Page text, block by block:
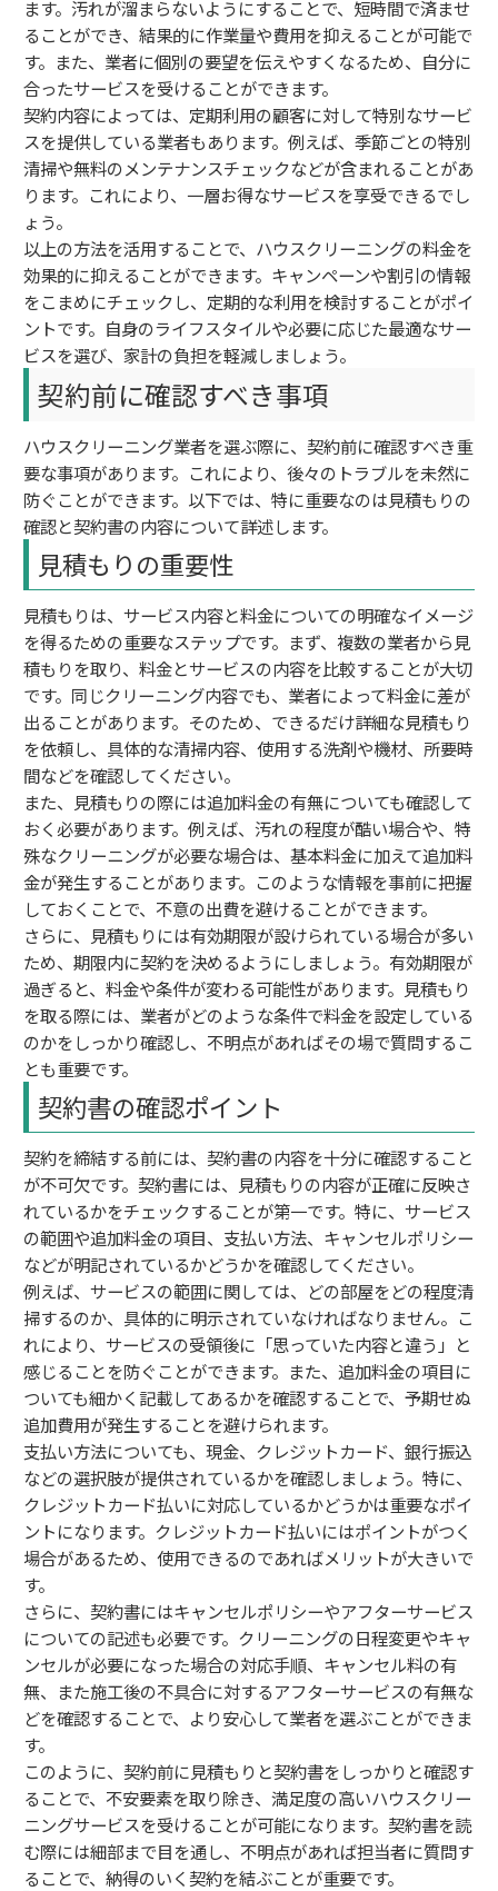
ます。汚れが溜まらないようにすることで、短時間で済ませ
ることができ、結果的に作業量や費用を抑えることが可能で
す。また、業者に個別の要望を伝えやすくなるため、自分に
合ったサービスを受けることができます。
契約内容によっては、定期利用の顧客に対して特別なサービ
スを提供している業者もあります。例えば、季節ごとの特別
清掃や無料のメンテナンスチェックなどが含まれることがあ
ります。これにより、一層お得なサービスを享受できるでし
ょう。
以上の方法を活用することで、ハウスクリーニングの料金を
効果的に抑えることができます。キャンペーンや割引の情報
をこまめにチェックし、定期的な利用を検討することがポイ
ントです。自身のライフスタイルや必要に応じた最適なサー
ビスを選び、家計の負担を軽減しましょう。
契約前に確認すべき事項
ハウスクリーニング業者を選ぶ際に、契約前に確認すべき重
要な事項があります。これにより、後々のトラブルを未然に
防ぐことができます。以下では、特に重要なのは見積もりの
確認と契約書の内容について詳述します。
見積もりの重要性
見積もりは、サービス内容と料金についての明確なイメージ
を得るための重要なステップです。まず、複数の業者から見
積もりを取り、料金とサービスの内容を比較することが大切
です。同じクリーニング内容でも、業者によって料金に差が
出ることがあります。そのため、できるだけ詳細な見積もり
を依頼し、具体的な清掃内容、使用する洗剤や機材、所要時
間などを確認してください。
また、見積もりの際には追加料金の有無についても確認して
おく必要があります。例えば、汚れの程度が酷い場合や、特
殊なクリーニングが必要な場合は、基本料金に加えて追加料
金が発生することがあります。このような情報を事前に把握
しておくことで、不意の出費を避けることができます。
さらに、見積もりには有効期限が設けられている場合が多い
ため、期限内に契約を決めるようにしましょう。有効期限が
過ぎると、料金や条件が変わる可能性があります。見積もり
を取る際には、業者がどのような条件で料金を設定している
のかをしっかり確認し、不明点があればその場で質問するこ
とも重要です。
契約書の確認ポイント
契約を締結する前には、契約書の内容を十分に確認すること
が不可欠です。契約書には、見積もりの内容が正確に反映さ
れているかをチェックすることが第一です。特に、サービス
の範囲や追加料金の項目、支払い方法、キャンセルポリシー
などが明記されているかどうかを確認してください。
例えば、サービスの範囲に関しては、どの部屋をどの程度清
掃するのか、具体的に明示されていなければなりません。こ
れにより、サービスの受領後に「思っていた内容と違う」と
感じることを防ぐことができます。また、追加料金の項目に
ついても細かく記載してあるかを確認することで、予期せぬ
追加費用が発生することを避けられます。
支払い方法についても、現金、クレジットカード、銀行振込
などの選択肢が提供されているかを確認しましょう。特に、
クレジットカード払いに対応しているかどうかは重要なポイ
ントになります。クレジットカード払いにはポイントがつく
場合があるため、使用できるのであればメリットが大きいで
す。
さらに、契約書にはキャンセルポリシーやアフターサービス
についての記述も必要です。クリーニングの日程変更やキャ
ンセルが必要になった場合の対応手順、キャンセル料の有
無、また施工後の不具合に対するアフターサービスの有無な
どを確認することで、より安心して業者を選ぶことができま
す。
このように、契約前に見積もりと契約書をしっかりと確認す
ることで、不安要素を取り除き、満足度の高いハウスクリー
ニングサービスを受けることが可能になります。契約書を読
む際には細部まで目を通し、不明点があれば担当者に質問す
ることで、納得のいく契約を結ぶことが重要です。